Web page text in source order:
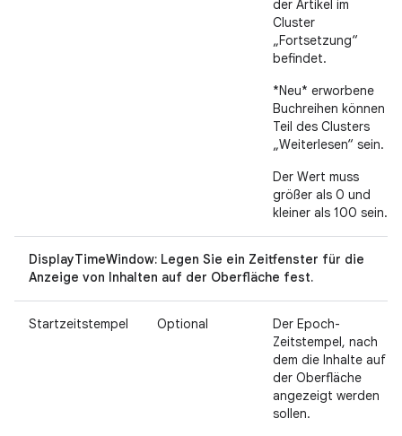
der Artikel im
Cluster
„Fortsetzung“
befindet.
*Neu* erworbene
Buchreihen können
Teil des Clusters
„Weiterlesen“ sein.
Der Wert muss
größer als 0 und
kleiner als 100 sein.
DisplayTimeWindow: Legen Sie ein Zeitfenster für die
Anzeige von Inhalten auf der Oberfläche fest.
Startzeitstempel Optional
Der Epoch-
Zeitstempel, nach
dem die Inhalte auf
der Oberfläche
angezeigt werden
sollen.